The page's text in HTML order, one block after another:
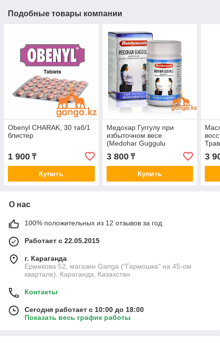
Подобные товары компании
Obenyl CHARAK, 30 таб/1
блистер
1 900 ₸
Купить
Медохар Гуггулу при
избыточном весе
(Medohar Guggulu
3 800₸
Купить
3
О нас
100% положительных из 12 отзывов за год
Работает с 22.05.2015
г. Караганда
Ермекова 52, магазин Ganga ("Гармошка" на 45-ом
квартале), Караганда, Казахстан
Контакты
Сегодня работает с 10:00 до 18:00
Показать весь график работы